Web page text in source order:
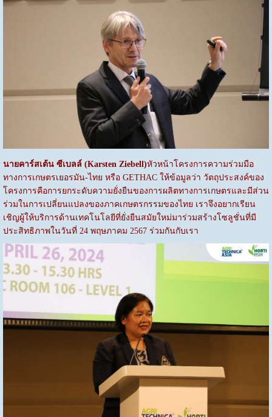
นายคาร์สเต้น ซีเบลล์ (Karsten Ziebell)หัวหน้าโครงการความร่วมมือ
ทางการเกษตรเยอรมัน-ไทย หรือ GETHAC ให้ข้อมูลว่า วัตถุประสงค์ของ
โครงการคือการยกระดับความยั่งยืนของการผลิตทางการเกษตรและมีส่วน
ร่วมในการเปลี่ยนแปลงของภาคเกษตรกรรมของไทย เราจึงอยากเรียน
เชิญผู้ให้บริการด้านเทคโนโลยีที่ยั่งยืนสมัยใหม่มาร่วมสร้างโซลูชั่นที่มี
ประสิทธิภาพในวันที่ 24 พฤษภาคม 2567 ร่วมกันกับเรา